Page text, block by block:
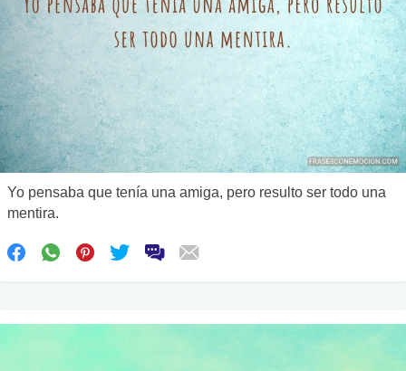
Yo pensaba que tenía una amiga, pero resulto ser todo una
mentira.